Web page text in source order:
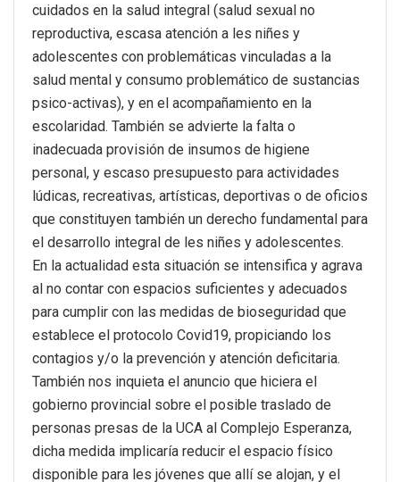
cuidados en la salud integral (salud sexual no
reproductiva, escasa atención a les niñes y
adolescentes con problemáticas vinculadas a la
salud mental y consumo problemático de sustancias
psico-activas), y en el acompañamiento en la
escolaridad. También se advierte la falta o
inadecuada provisión de insumos de higiene
personal, y escaso presupuesto para actividades
lúdicas, recreativas, artísticas, deportivas o de oficios
que constituyen también un derecho fundamental para
el desarrollo integral de les niñes y adolescentes.
En la actualidad esta situación se intensifica y agrava
al no contar con espacios suficientes y adecuados
para cumplir con las medidas de bioseguridad que
establece el protocolo Covid19, propiciando los
contagios y/o la prevención y atención deficitaria.
También nos inquieta el anuncio que hiciera el
gobierno provincial sobre el posible traslado de
personas presas de la UCA al Complejo Esperanza,
dicha medida implicaría reducir el espacio físico
disponible para les jóvenes que allí se alojan, y el